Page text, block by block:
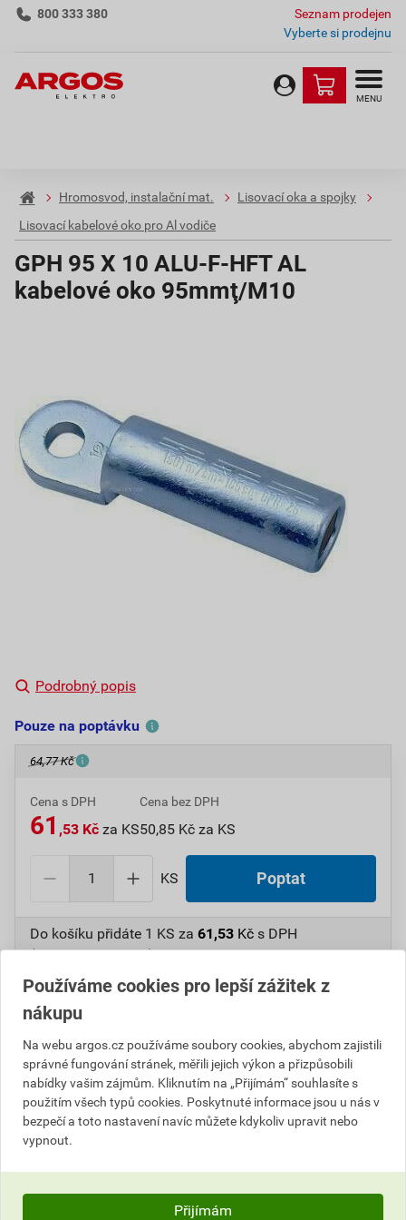
800 333 380
Seznam prodejen
Vyberte si prodejnu
MENU
Hromosvod, instalační mat.
Lisovací oka a spojky
Lisovací kabelové oko pro Al vodiče
GPH 95 X 10 ALU-F-HFT AL
kabelové oko 95mmţ/M10
Podrobný popis
Pouze na poptávku
64,77 Kč
Cena s DPH
61 ,53 Kč za KS
Cena bez DPH
50,85 Kč za KS
KS Poptat
Do košíku přidáte 1 KS za 61,53 Kč s DPH
(50,85Kčbez DPH).
Číslo položky:1000107664
Katalogový kód: 6WBF7
Výrobky značky:
Popis
GPH 95 X 10 ALU-F-HFT AL kabelové oko 95mmţ/M10
Používáme cookies pro lepší zážitek z
nákupu
Na webu argos.cz používáme soubory cookies, abychom zajistili
správné fungování stránek, měřili jejich výkon a přizpůsobili
nabídky vašim zájmům. Kliknutím na „Přijímám“ souhlasíte s
použitím všech typů cookies. Poskytnuté informace jsou u nás v
bezpečí a toto nastavení navíc můžete kdykoliv upravit nebo
vypnout.
Přijímám